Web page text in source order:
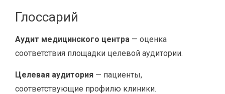
Глоссарий
Аудит медицинского центра — оценка
соответствия площадки целевой аудитории.
Целевая аудитория — пациенты,
соответствующие профилю клиники.